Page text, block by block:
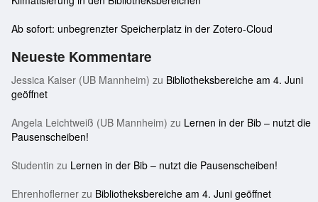
Ab sofort: unbegrenzter Speicherplatz in der Zotero-Cloud
Neueste Kommentare
Jessica Kaiser (UB Mannheim) zu Bibliotheksbereiche am 4. Juni
geöffnet
Angela Leichtweiß (UB Mannheim) zu Lernen in der Bib – nutzt die
Pausenscheiben!
Studentin zu Lernen in der Bib – nutzt die Pausenscheiben!
Ehrenhoflerner zu Bibliotheksbereiche am 4. Juni geöffnet